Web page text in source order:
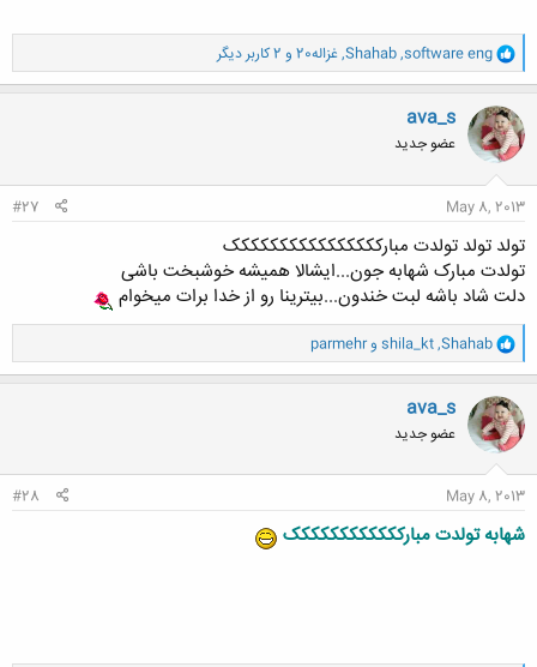
و
ا
ک
ن
ش
ه
ا
software eng
,
Shahab
,غزاله20 و 2 کاربر دیگر
ava_s
عضو جدید
May 8, 2013
#27
تولد تولد تولدت مبارکککککککککککککککک
تولدت مبارک شهابه جون...ایشالا همیشه خوشبخت باشی
دلت شاد باشه لبت خندون...بیترینا رو از خدا برات میخوام
و
ا
ک
ن
ش
ه
ا
Shahab
,
shila_kt وparmehr
ava_s
عضو جدید
May 8, 2013
#28
شهابه تولدت مبارکککککککککککک